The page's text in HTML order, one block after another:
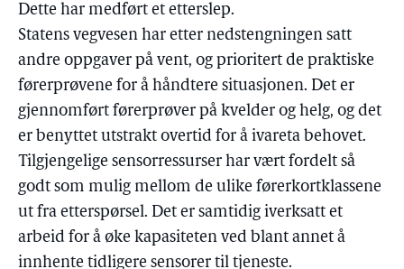
Dette har medført et etterslep.
Statens vegvesen har etter nedstengningen satt
andre oppgaver på vent, og prioritert de praktiske
førerprøvene for å håndtere situasjonen. Det er
gjennomført førerprøver på kvelder og helg, og det
er benyttet utstrakt overtid for å ivareta behovet.
Tilgjengelige sensorressurser har vært fordelt så
godt som mulig mellom de ulike førerkortklassene
ut fra etterspørsel. Det er samtidig iverksatt et
arbeid for å øke kapasiteten ved blant annet å
innhente tidligere sensorer til tjeneste.